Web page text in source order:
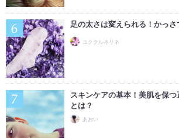
足の太さは変えられる！かっ
ユククルネリネ
スキンケアの基本！美肌を保
とは？
あおい